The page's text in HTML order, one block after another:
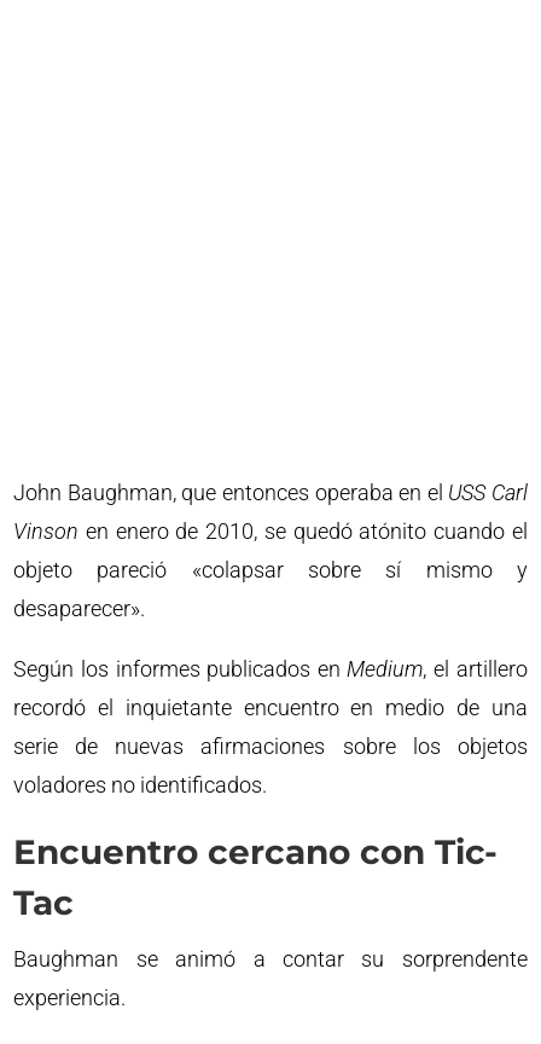
John Baughman, que entonces operaba en el USS Carl
Vinson en enero de 2010, se quedó atónito cuando el
objeto pareció «colapsar sobre sí mismo y
desaparecer».
Según los informes publicados en Medium, el artillero
recordó el inquietante encuentro en medio de una
serie de nuevas afirmaciones sobre los objetos
voladores no identificados.
Encuentro cercano con Tic-
Tac
Baughman se animó a contar su sorprendente
experiencia.